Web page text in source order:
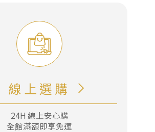
線上選購
24H 線上安心購
全館滿額即享免運